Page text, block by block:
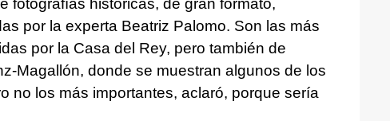
por la experta Beatriz Palomo. Son las más
por la Casa del Rey, pero también de
Magallón, donde se muestran algunos de los
no los más importantes, aclaró, porque sería